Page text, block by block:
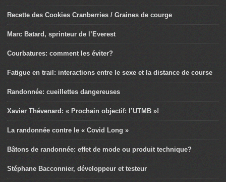
Recette des Cookies Cranberries / Graines de courge
Marc Batard, sprinteur de l’Everest
Courbatures: comment les éviter?
Fatigue en trail: interactions entre le sexe et la distance de course
Randonnée: cueillettes dangereuses
Xavier Thévenard: « Prochain objectif: l’UTMB »!
La randonnée contre le « Covid Long »
Bâtons de randonnée: effet de mode ou produit technique?
Stéphane Bacconnier, développeur et testeur